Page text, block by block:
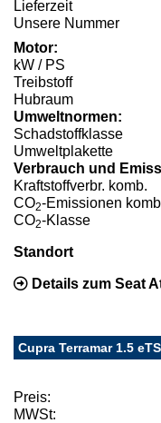
Lieferzeit
Unsere Nummer
Motor:
kW / PS
Treibstoff
Hubraum
Umweltnormen:
Schadstoffklasse
Umweltplakette
Verbrauch und
Kraftstoffverbr. komb.
CO2-Emissionen
CO2-Klasse
Standort
Details zum Seat
Cupra Terramar 1.5
Preis:
MWSt: